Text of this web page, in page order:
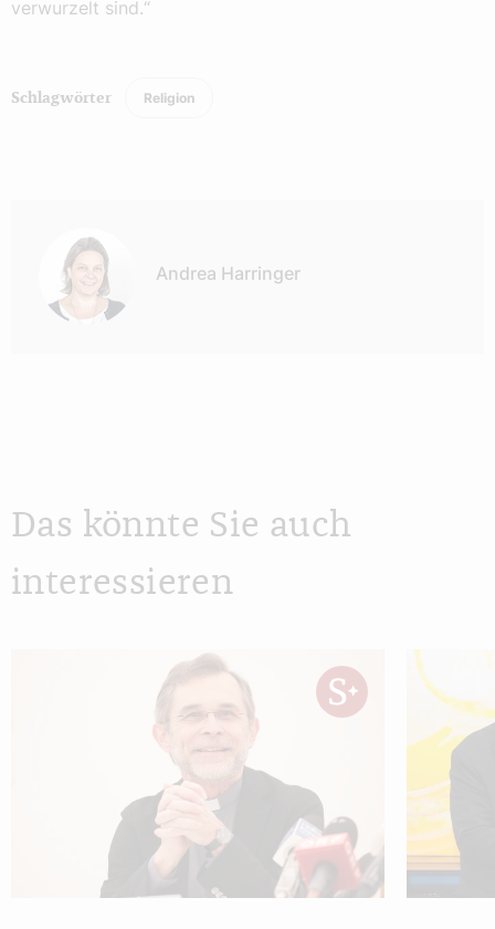
verwurzelt sind.“
Schlagwörter Religion
Andrea Harringer
Das könnte Sie auch
interessieren